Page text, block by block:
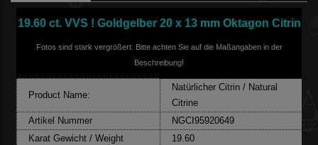
19.60 ct. VVS ! Goldgelber 20 x 13 mm Oktagon Citrin
Fotos sind stark vergrößert. Bitte achten Sie auf die Maßangaben in der
Beschreibung!
Product Name:
Natürlicher Citrin / Natural
Citrine
Artikel Nummer
NGCI95920649
Karat Gewicht / Weight
19.60